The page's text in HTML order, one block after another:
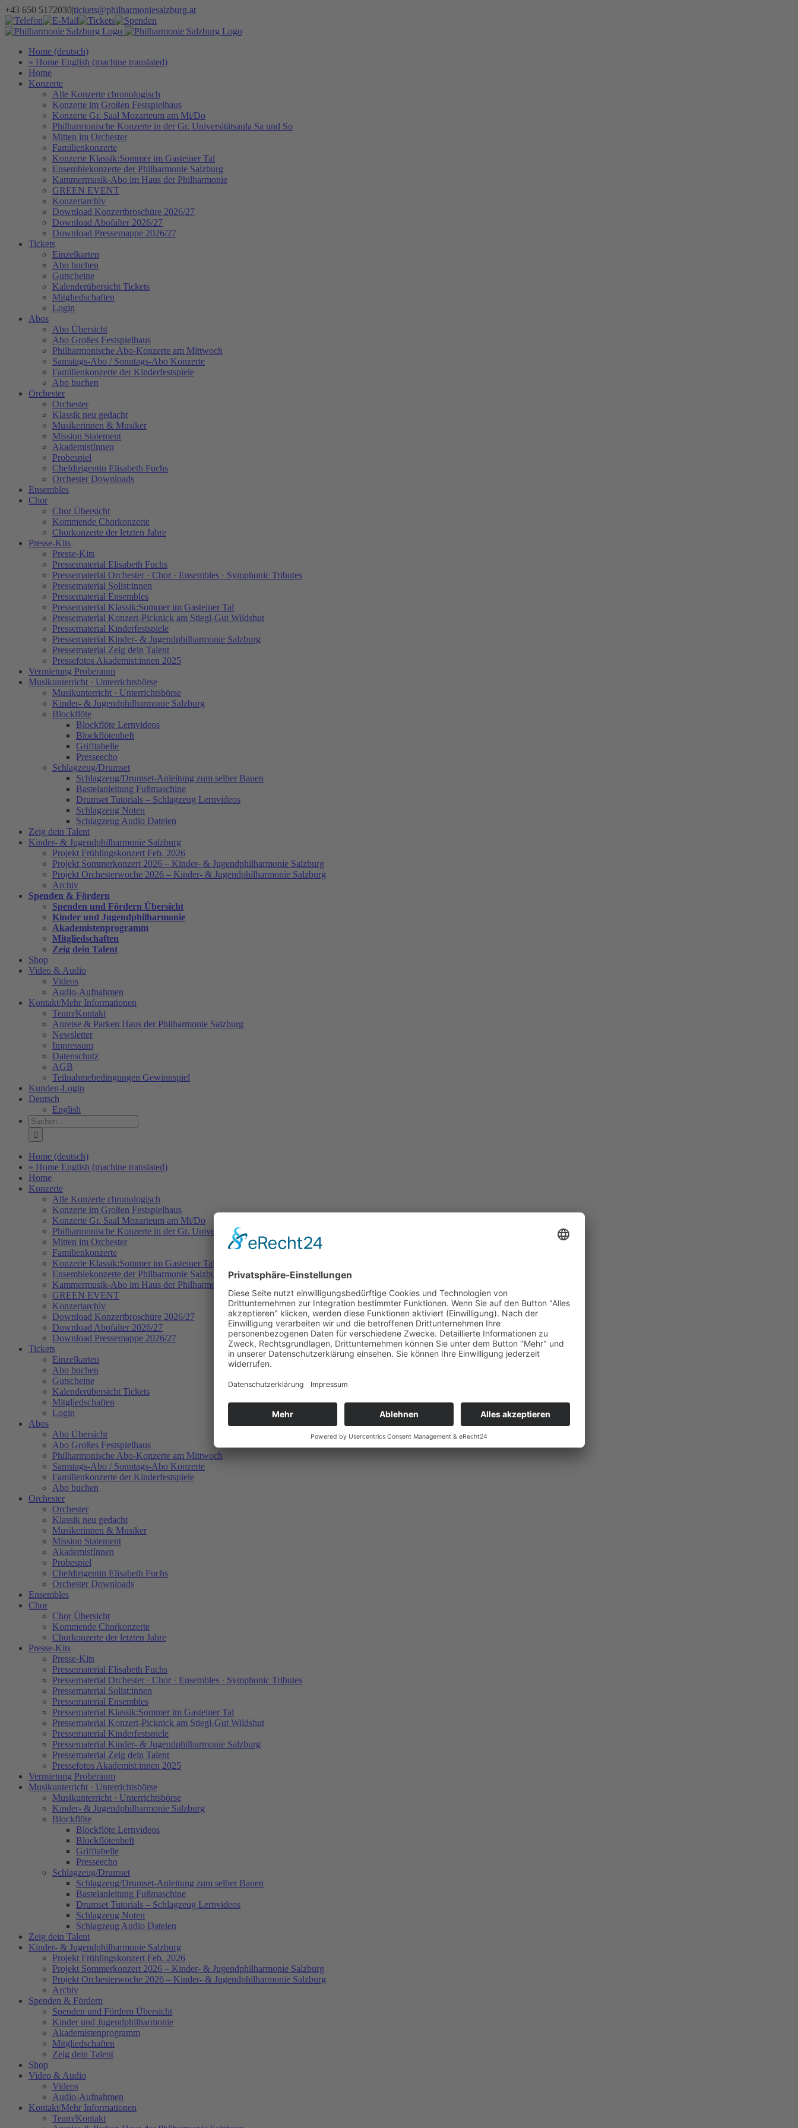
Zum
Inhalt
springen
+43 650 5172030|tickets@philharmoniesalzburg.at
Facebook
YouTube
Instagram
Telefon
E-
Mail
Tickets Spenden
Home (deutsch)
» Home English (machine translated)
Home
Konzerte
Alle Konzerte chronologisch
Konzerte im Großen Festspielhaus
Konzerte Gr. Saal Mozarteum am Mi/Do
Philharmonische Konzerte in der Gr. Universitätsaula Sa und So
Mitten im Orchester
Familienkonzerte
Konzerte Klassik:Sommer im Gasteiner Tal
Ensemblekonzerte der Philharmonie Salzburg
Kammermusik-Abo im Haus der Philharmonie
GREEN EVENT
Konzertarchiv
Download Konzertbroschüre 2026/27
Download Abofalter 2026/27
Download Pressemappe 2026/27
Tickets
Einzelkarten
Abo buchen
Gutscheine
Kalenderübersicht Tickets
Mitgliedschaften
Login
Abos
Abo Übersicht
Abo Großes Festspielhaus
Philharmonische Abo-Konzerte am Mittwoch
Samstags-Abo / Sonntags-Abo Konzerte
Familienkonzerte der Kinderfestspiele
Abo buchen
Orchester
Orchester
Klassik neu gedacht
Musikerinnen & Musiker
Mission Statement
AkademistInnen
Probespiel
Chefdirigentin Elisabeth Fuchs
Orchester Downloads
Ensembles
Chor
Chor Übersicht
Kommende Chorkonzerte
Chorkonzerte der letzten Jahre
Presse-Kits
Presse-Kits
Pressematerial Elisabeth Fuchs
Pressematerial Orchester · Chor · Ensembles · Symphonic Tributes
Pressematerial Solist:innen
Pressematerial Ensembles
Pressematerial Klassik:Sommer im Gasteiner Tal
Pressematerial Konzert-Picknick am Stiegl-Gut Wildshut
Pressematerial Kinderfestspiele
Pressematerial Kinder- & Jugendphilharmonie Salzburg
Pressematerial Zeig dein Talent
Pressefotos Akademist:innen 2025
Vermietung Proberaum
Musikunterricht · Unterrichtsbörse
Musikunterricht · Unterrichtsbörse
Kinder- & Jugendphilharmonie Salzburg
Blockflöte
Blockflöte Lernvideos
Blockflötenheft
Grifftabelle
Presseecho
Schlagzeug/Drumset
Schlagzeug/Drumset-Anleitung zum selber Bauen
Bastelanleitung Fußmaschine
Drumset Tutorials – Schlagzeug Lernvideos
Schlagzeug Noten
Schlagzeug Audio Dateien
Zeig dein Talent
Kinder- & Jugendphilharmonie Salzburg
Projekt Frühlingskonzert Feb. 2026
Projekt Sommerkonzert 2026 – Kinder- & Jugendphilharmonie Salzburg
Projekt Orchesterwoche 2026 – Kinder- & Jugendphilharmonie Salzburg
Archiv
Spenden & Fördern
Spenden und Fördern Übersicht
Kinder und Jugendphilharmonie
Akademistenprogramm
Mitgliedschaften
Zeig dein Talent
Shop
Video & Audio
Videos
Audio-Aufnahmen
Kontakt/Mehr Informationen
Team/Kontakt
Anreise & Parken Haus der Philharmonie Salzburg
Newsletter
Impressum
Datenschutz
AGB
Teilnahmebedingungen Gewinnspiel
Kunden-Login
Deutsch
English
Suche
nach:
Home (deutsch)
» Home English (machine translated)
Home
Konzerte
Alle Konzerte chronologisch
Konzerte im Großen Festspielhaus
Konzerte Gr. Saal Mozarteum am Mi/Do
Philharmonische Konzerte in der Gr. Universitätsaula Sa und So
Mitten im Orchester
Familienkonzerte
Konzerte Klassik:Sommer im Gasteiner Tal
Ensemblekonzerte der Philharmonie Salzburg
Kammermusik-Abo im Haus der Philharmonie
GREEN EVENT
Konzertarchiv
Download Konzertbroschüre 2026/27
Download Abofalter 2026/27
Download Pressemappe 2026/27
Tickets
Einzelkarten
Abo buchen
Gutscheine
Kalenderübersicht Tickets
Mitgliedschaften
Login
Abos
Abo Übersicht
Abo Großes Festspielhaus
Philharmonische Abo-Konzerte am Mittwoch
Samstags-Abo / Sonntags-Abo Konzerte
Familienkonzerte der Kinderfestspiele
Abo buchen
Orchester
Orchester
Klassik neu gedacht
Musikerinnen & Musiker
Mission Statement
AkademistInnen
Probespiel
Chefdirigentin Elisabeth Fuchs
Orchester Downloads
Ensembles
Chor
Chor Übersicht
Kommende Chorkonzerte
Chorkonzerte der letzten Jahre
Presse-Kits
Presse-Kits
Pressematerial Elisabeth Fuchs
Pressematerial Orchester · Chor · Ensembles · Symphonic Tributes
Pressematerial Solist:innen
Pressematerial Ensembles
Pressematerial Klassik:Sommer im Gasteiner Tal
Pressematerial Konzert-Picknick am Stiegl-Gut Wildshut
Pressematerial Kinderfestspiele
Pressematerial Kinder- & Jugendphilharmonie Salzburg
Pressematerial Zeig dein Talent
Pressefotos Akademist:innen 2025
Vermietung Proberaum
Musikunterricht · Unterrichtsbörse
Musikunterricht · Unterrichtsbörse
Kinder- & Jugendphilharmonie Salzburg
Blockflöte
Blockflöte Lernvideos
Blockflötenheft
Grifftabelle
Presseecho
Schlagzeug/Drumset
Schlagzeug/Drumset-Anleitung zum selber Bauen
Bastelanleitung Fußmaschine
Drumset Tutorials – Schlagzeug Lernvideos
Schlagzeug Noten
Schlagzeug Audio Dateien
Zeig dein Talent
Kinder- & Jugendphilharmonie Salzburg
Projekt Frühlingskonzert Feb. 2026
Projekt Sommerkonzert 2026 – Kinder- & Jugendphilharmonie Salzburg
Projekt Orchesterwoche 2026 – Kinder- & Jugendphilharmonie Salzburg
Archiv
Spenden & Fördern
Spenden und Fördern Übersicht
Kinder und Jugendphilharmonie
Akademistenprogramm
Mitgliedschaften
Zeig dein Talent
Shop
Video & Audio
Videos
Audio-Aufnahmen
Kontakt/Mehr Informationen
Team/Kontakt